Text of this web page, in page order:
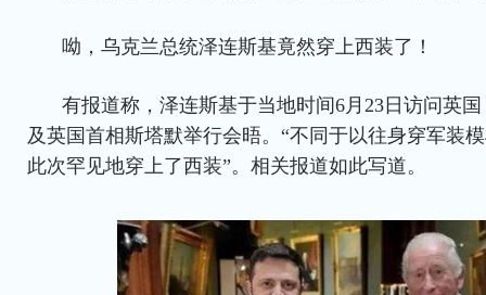
呦，乌克兰总统泽连斯基竟然穿上西装了！
有报道称，泽连斯基于当地时间6月23日访问英
及英国首相斯塔默举行会晤。“不同于以往身穿军装
此次罕见地穿上了西装”。相关报道如此写道。